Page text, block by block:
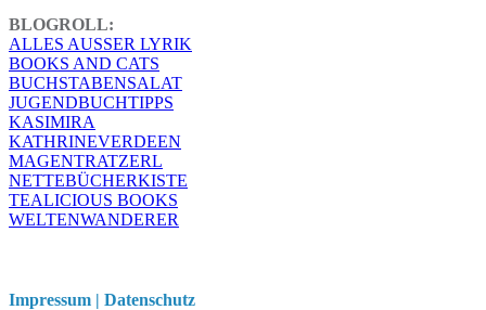
BLOGROLL:
ALLES AUSSER LYRIK
BOOKS AND CATS
BUCHSTABENSALAT
JUGENDBUCHTIPPS
KASIMIRA
KATHRINEVERDEEN
MAGENTRATZERL
NETTEBÜCHERKISTE
TEALICIOUS BOOKS
WELTENWANDERER
Impressum | Datenschutz